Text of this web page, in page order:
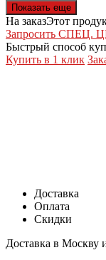
Показать еще
На заказЭтот
Запросить СПЕЦ.
Быстрый способ
Купить в 1 клик
Доставка
Оплата
Скидки
Доставка в Москву